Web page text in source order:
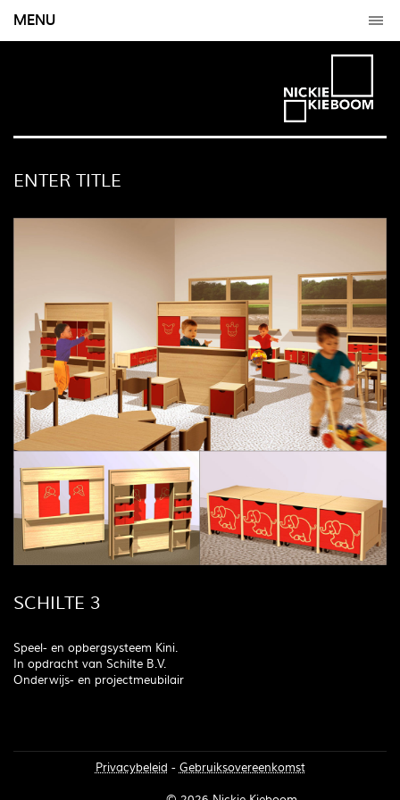
MENU
ENTER TITLE
SCHILTE 3
Speel- en opbergsysteem Kini.
In opdracht van Schilte B.V.
Onderwijs- en projectmeubilair
Privacybeleid - Gebruiksovereenkomst